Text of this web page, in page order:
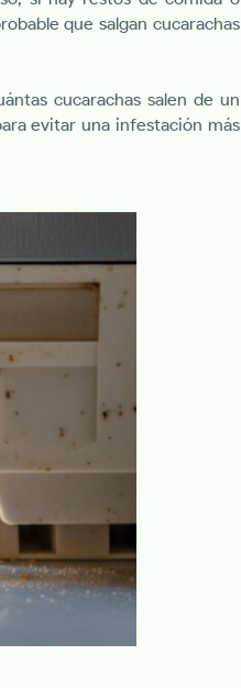
que salgan cucarachas
cucarachas salen de un
evitar una infestación más